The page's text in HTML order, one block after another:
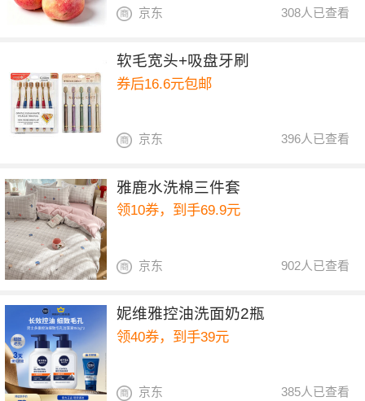
308人已查看
京东
软毛宽头+吸盘牙刷
券后16.6元包邮
396人已查看
京东
雅鹿水洗棉三件套
领10券，到手69.9元
902人已查看
京东
妮维雅控油洗面奶2瓶
领40券，到手39元
385人已查看
京东